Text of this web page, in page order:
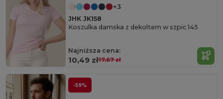
+3
JHK JK158
Koszulka damska z dekoltem w szpic 145
Najniższa cena:
10,49 zł17,67 zł
-59%